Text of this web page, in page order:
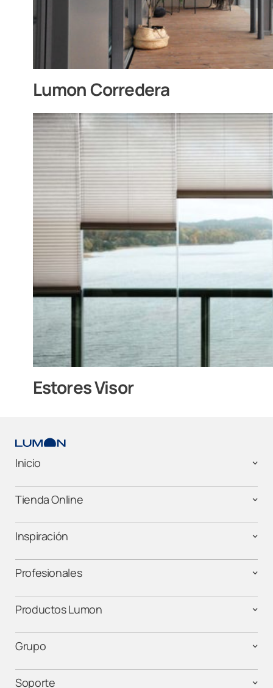
Lumon Corredera
Estores Visor
Inicio
Tienda Online
Inspiración
Profesionales
Productos Lumon
Grupo
Soporte